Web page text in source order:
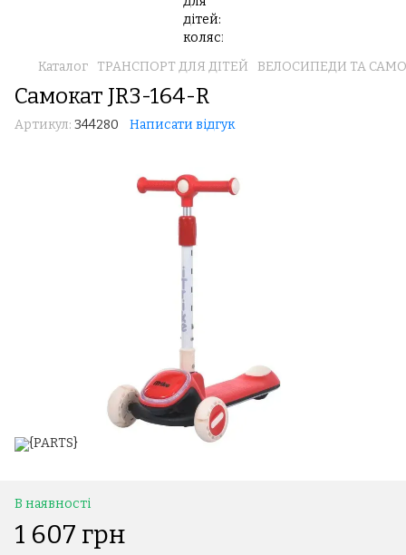
Каталог ТРАНСПОРТ ДЛЯ ДІТЕЙ ВЕЛОСИПЕДИ ТА
Самокат JR3-164-R
Артикул: 344280 Написати відгук
В наявності
1 607 грн